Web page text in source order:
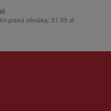
przed obniżką: 27,00 zł